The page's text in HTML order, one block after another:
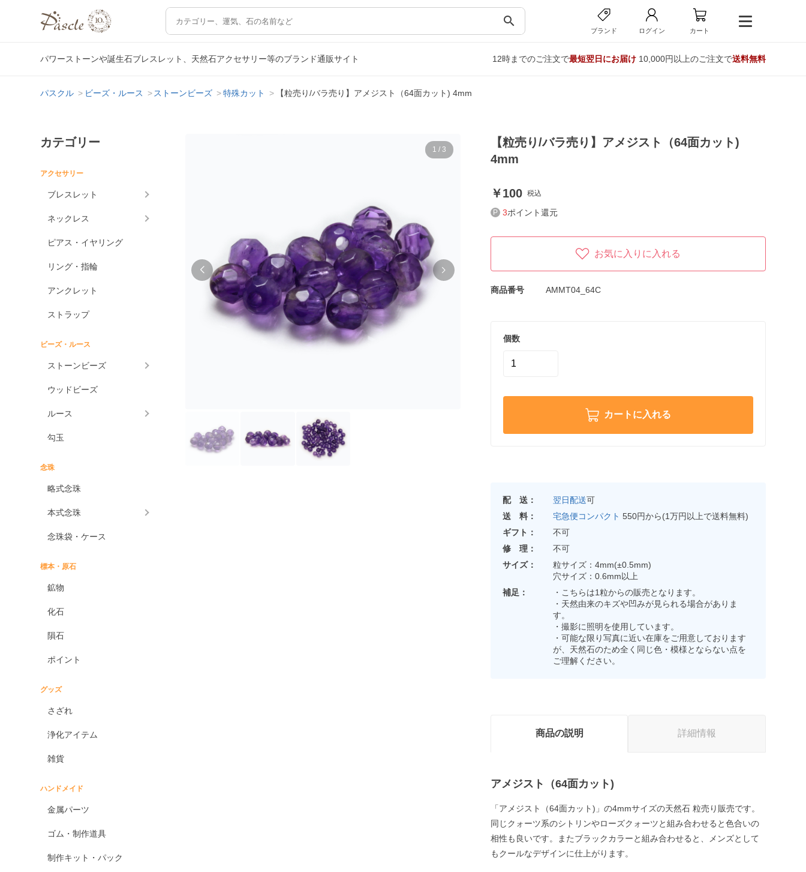
search
ブランド ログイン カート
パワーストーンや誕生石ブレスレット、天然石アクセサリー等のブランド通販サイト 12時までのご注文で最短翌日にお届け10,000円以上のご注文で送料無料
パスクル ビーズ・ルース ストーンビーズ 特殊カット 【粒売り/バラ売り】アメジスト（64面カット) 4mm
カテゴリー
アクセサリー
ブレスレット
ネックレス
ピアス・イヤリング
リング・指輪
アンクレット
ストラップ
ビーズ・ルース
ストーンビーズ
ウッドビーズ
ルース
勾玉
念珠
略式念珠
本式念珠
念珠袋・ケース
標本・原石
鉱物
化石
隕石
ポイント
グッズ
さざれ
浄化アイテム
雑貨
ハンドメイド
金属パーツ
ゴム・制作道具
制作キット・パック
1 / 3
【粒売り/バラ売り】アメジスト（64面カット)
4mm
100 税込
3ポイント還元
お気に入りに入れる
商品番号 AMMT04_64C
個数
カートに入れる
配 送： 翌日配送可
送 料：
宅急便コンパクト 550円から(1万円以上で送料無料)
ギフト：
不可
修 理：
不可
サイズ：
粒サイズ：4mm(±0.5mm)
穴サイズ：0.6mm以上
補足：
・こちらは1粒からの販売となります。
・天然由来のキズや凹みが見られる場合がありま
す。
・撮影に照明を使用しています。
・可能な限り写真に近い在庫をご用意しております
が、天然石のため全く同じ色・模様とならない点を
ご理解ください。
商品の説明 詳細情報
アメジスト（64面カット)
「アメジスト（64面カット)」の4mmサイズの天然石 粒売り販売です。
同じクォーツ系のシトリンやローズクォーツと組み合わせると色合いの
相性も良いです。またブラックカラーと組み合わせると、メンズとして
もクールなデザインに仕上がります。